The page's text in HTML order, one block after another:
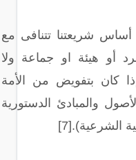
شريعتنا تتنافى مع
أو هيئة او جماعة ولا
كان بتفويض من الأمة
والمبادئ الدستورية
الشرعية).[7]